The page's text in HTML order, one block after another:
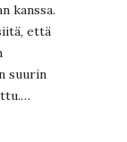
kanssa.
että
suurin